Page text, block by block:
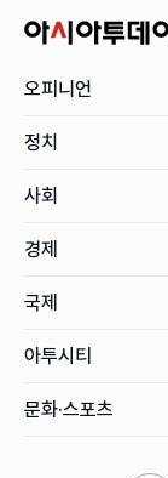
오피니언
정치
사회
경제
국제
아투시티
문화·스포츠